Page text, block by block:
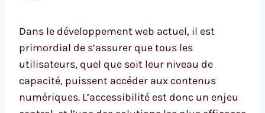
Dans le développement web actuel, il est
primordial de s’assurer que tous les
utilisateurs, quel que soit leur niveau de
capacité, puissent accéder aux contenus
numériques. L’accessibilité est donc un enjeu